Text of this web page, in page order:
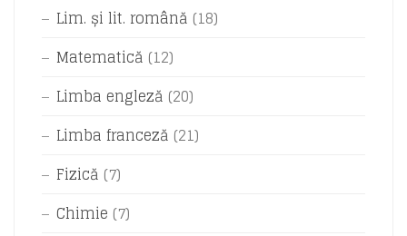
Lim. și lit. română (18)
Matematică (12)
Limba engleză (20)
Limba franceză (21)
Fizică (7)
Chimie (7)